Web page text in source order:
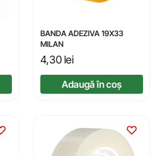
BANDA ADEZIVA 19X33
MILAN
4,30 lei
Adaugă în coș